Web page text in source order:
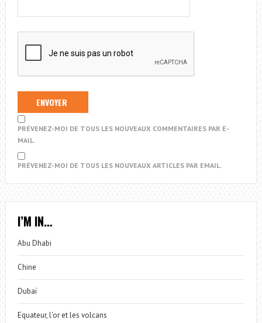
PRÉVENEZ-MOI DE TOUS LES NOUVEAUX COMMENTAIRES PAR E-
MAIL.
PRÉVENEZ-MOI DE TOUS LES NOUVEAUX ARTICLES PAR EMAIL.
I’M IN…
Abu Dhabi
Chine
Dubaï
Equateur, l'or et les volcans